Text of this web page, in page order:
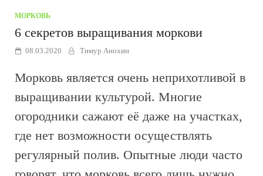
МОРКОВЬ
6 секретов выращивания моркови
08.03.2020 Тимур Анохин
Морковь является очень неприхотливой в
выращивании культурой. Многие
огородники сажают её даже на участках,
где нет возможности осуществлять
регулярный полив. Опытные люди часто